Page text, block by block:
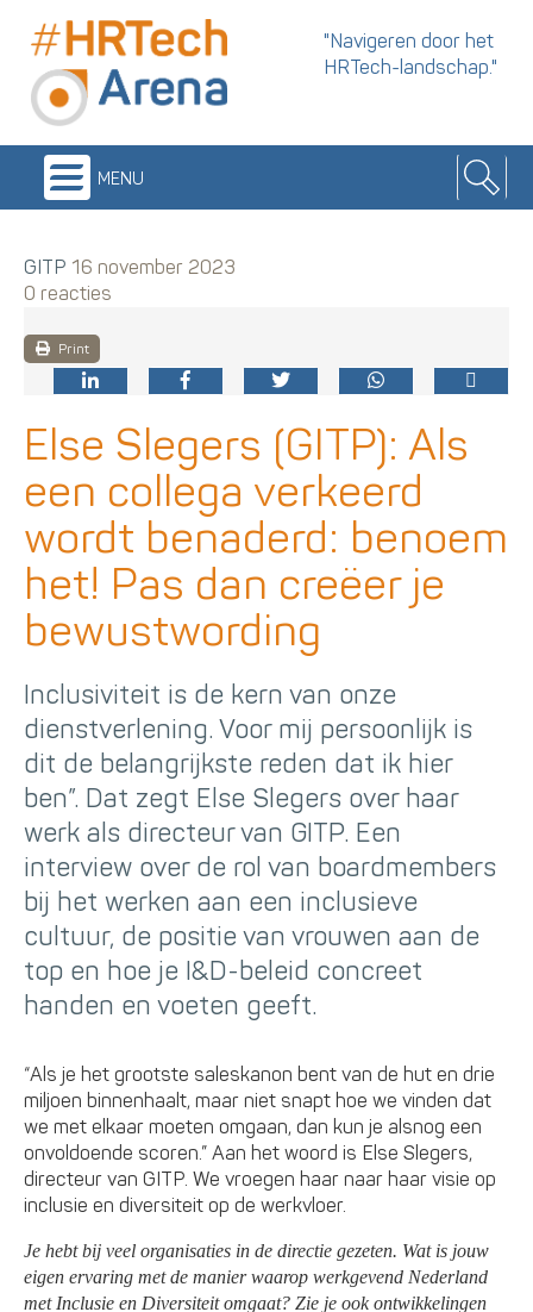
"Navigeren door het
HRTech-landschap."
menu
GITP 16 november 2023
0 reacties
Print
Else Slegers (GITP): Als
een collega verkeerd
wordt benaderd: benoem
het! Pas dan creëer je
bewustwording
Inclusiviteit is de kern van onze
dienstverlening. Voor mij persoonlijk is
dit de belangrijkste reden dat ik hier
ben”. Dat zegt Else Slegers over haar
werk als directeur van GITP. Een
interview over de rol van boardmembers
bij het werken aan een inclusieve
cultuur, de positie van vrouwen aan de
top en hoe je I&D-beleid concreet
handen en voeten geeft.
“Als je het grootste saleskanon bent van de hut en drie
miljoen binnenhaalt, maar niet snapt hoe we vinden dat
we met elkaar moeten omgaan, dan kun je alsnog een
onvoldoende scoren.” Aan het woord is Else Slegers,
directeur van GITP. We vroegen haar naar haar visie op
inclusie en diversiteit op de werkvloer.
Je hebt bij veel organisaties in de directie gezeten. Wat is jouw
eigen ervaring met de manier waarop werkgevend Nederland
met Inclusie en Diversiteit omgaat? Zie je ook ontwikkelingen